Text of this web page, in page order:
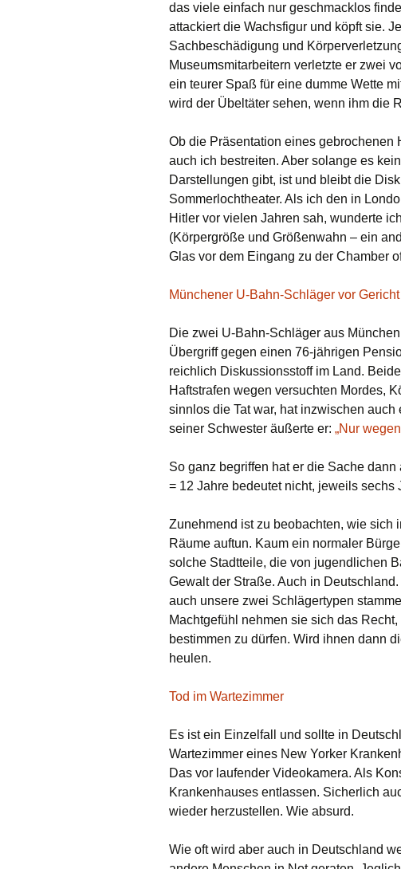
das viele einfach nur geschmacklos
attackiert die Wachsfigur und köpft sie.
Sachbeschädigung und
Museumsmitarbeitern verletzte er zwei
ein teurer Spaß für eine dumme Wette
wird der Übeltäter sehen, wenn ihm die
Ob die Präsentation eines gebrochenen
auch ich bestreiten. Aber solange es
Darstellungen gibt, ist und bleibt die
Sommerlochtheater. Als ich den in
Hitler vor vielen Jahren sah, wunderte
(Körpergröße und Größenwahn – ein
Glas vor dem Eingang zu der Chamber
Münchener U-Bahn-Schläger vor Gericht
Die zwei U-Bahn-Schläger aus
Übergriff gegen einen 76-jährigen
reichlich Diskussionsstoff im Land.
Haftstrafen wegen versuchten Mordes,
sinnlos die Tat war, hat inzwischen
seiner Schwester äußerte er: „Nur
So ganz begriffen hat er die Sache
= 12 Jahre bedeutet nicht, jeweils
Zunehmend ist zu beobachten, wie sich
Räume auftun. Kaum ein normaler
solche Stadtteile, die von jugendlichen
Gewalt der Straße. Auch in
auch unsere zwei Schlägertypen
Machtgefühl nehmen sie sich das
bestimmen zu dürfen. Wird ihnen dann
heulen.
Tod im Wartezimmer
Es ist ein Einzelfall und sollte in
Wartezimmer eines New Yorker
Das vor laufender Videokamera. Als
Krankenhauses entlassen. Sicherlich
wieder herzustellen. Wie absurd.
Wie oft wird aber auch in Deutschland